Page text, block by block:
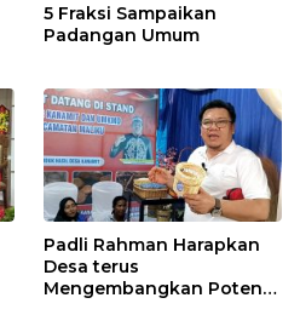
5 Fraksi Sampaikan
Padangan Umum
Padli Rahman Harapkan
Desa terus
Mengembangkan Potensi